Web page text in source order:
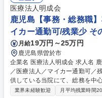
医療法人明成会
鹿児島【事務・総務職
イカー通勤可/残業少 そ
月給19万円～25万円
鹿児島県曽於市
企業名 医療法人明成会 求人名 鹿児島【事務・総務職】将来の事務長候補
／医療法人／マイカー通勤可／残業少 仕事の内容 地域密着
供している当院にて、総務を中
事務長候補として、幅広い業務
業界未経験歓迎 月平均残業時間